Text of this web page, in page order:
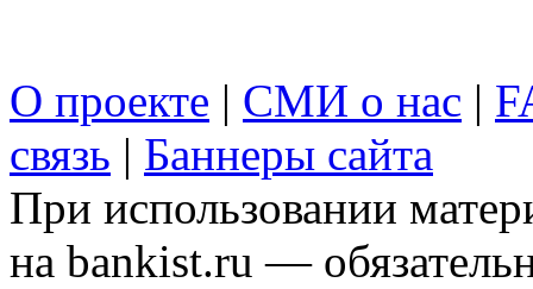
О проекте | СМИ о нас |
связь | Баннеры сайта
При использовании
на bankist.ru —